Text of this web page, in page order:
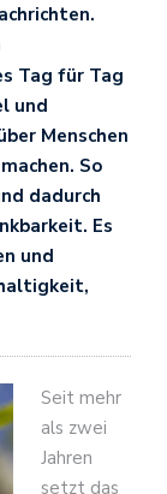
Tag für Tag
und
Menschen
So
dadurch
Es
und
Seit mehr
als zwei
Jahren
setzt das